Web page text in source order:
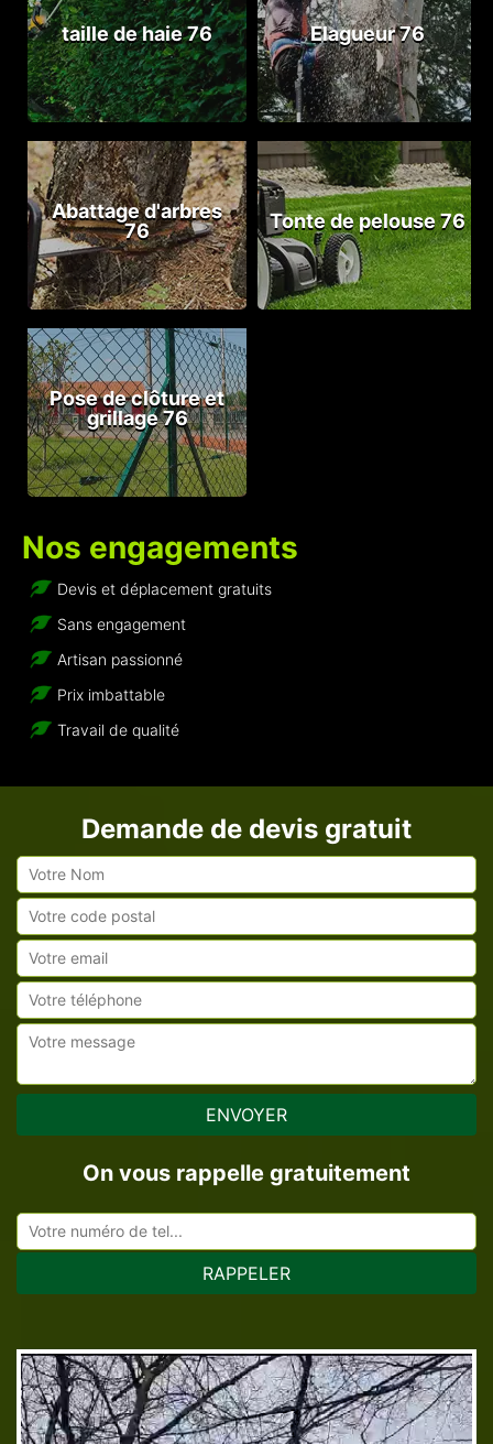
taille de haie 76 Elagueur 76
Abattage d'arbres
76
Tonte de pelouse 76
Pose de clôture et
grillage 76
Nos engagements
Devis et déplacement gratuits
Sans engagement
Artisan passionné
Prix imbattable
Travail de qualité
Demande de devis gratuit
On vous rappelle gratuitement